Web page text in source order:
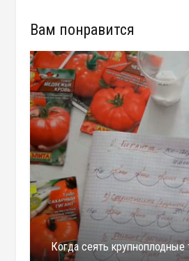
Вам понравится
Когда сеять крупноплодные